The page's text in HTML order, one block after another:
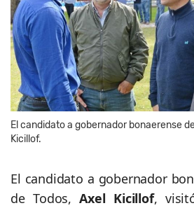
El candidato a gobernador bonaerense
Kicillof.
El candidato a gobernador
de Todos,Axel Kicillof,